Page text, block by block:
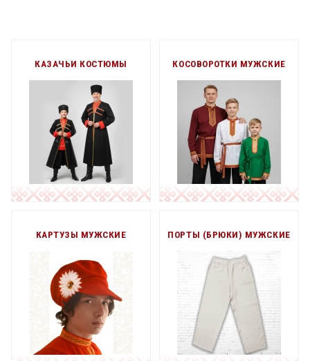
КАЗАЧЬИ КОСТЮМЫ КОСОВОРОТКИ МУЖСКИЕ
КАРТУЗЫ МУЖСКИЕ ПОРТЫ (БРЮКИ) МУЖСКИЕ